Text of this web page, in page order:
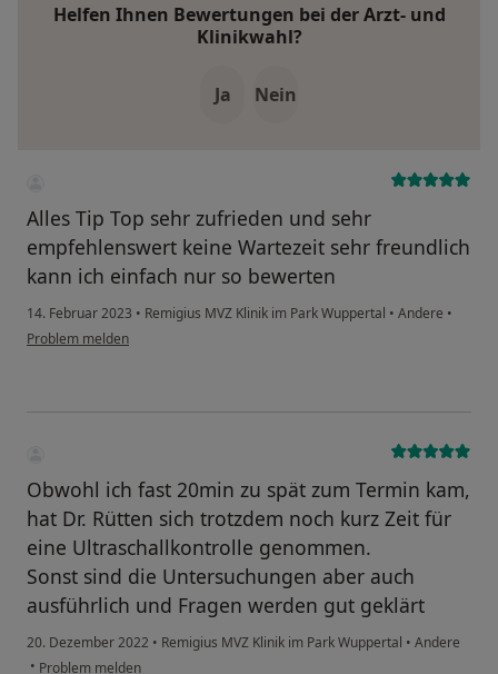
Helfen Ihnen Bewertungen bei der Arzt- und
Klinikwahl?
Ja Nein
Alles Tip Top sehr zufrieden und sehr
empfehlenswert keine Wartezeit sehr freundlich
kann ich einfach nur so bewerten
14. Februar 2023 • Remigius MVZ Klinik im Park Wuppertal • Andere •
Problem melden
Obwohl ich fast 20min zu spät zum Termin kam,
hat Dr. Rütten sich trotzdem noch kurz Zeit für
eine Ultraschallkontrolle genommen.
Sonst sind die Untersuchungen aber auch
ausführlich und Fragen werden gut geklärt
20. Dezember 2022 • Remigius MVZ Klinik im Park Wuppertal • Andere
• Problem melden